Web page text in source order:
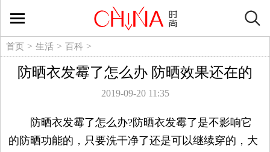
时
尚
方
首页 > 生活 > 百科 >
防晒衣发霉了怎么办 防晒效果还在的
2019-09-20 11:35
防晒衣发霉了怎么办?防晒衣发霉了是不影响它
的防晒功能的，只要洗干净了还是可以继续穿的，大